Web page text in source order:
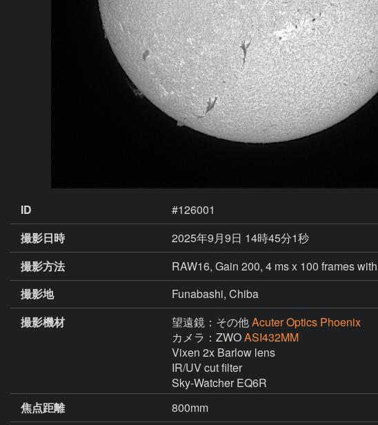
ID
#126001
撮影日時
2025年9月9日 14時45分1秒
撮影方法
RAW16, Gain 200, 4 ms x 100 frames
撮影地
Funabashi, Chiba
撮影機材
望遠鏡：その他Acuter Optics Phoenix
カメラ：ZWOASI432MM
Vixen 2x Barlow lens
IR/UV cut filter
Sky-Watcher EQ6R
焦点距離
800mm